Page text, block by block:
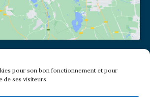
pour son bon fonctionnement et pour
de ses visiteurs.
cette adresse)
- 75018